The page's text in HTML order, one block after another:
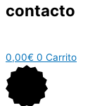
contacto
0,00€ 0 Carrito